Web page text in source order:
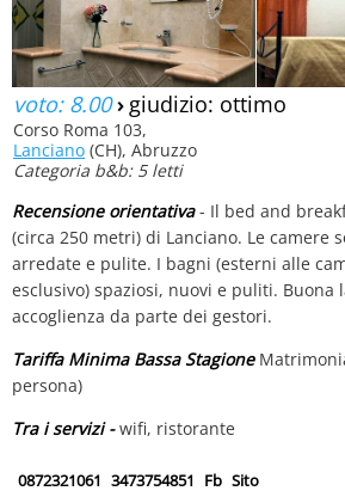
voto: 8.00› giudizio: ottimo
Corso Roma 103,
Lanciano (CH), Abruzzo
Categoria b&b: 5 letti
Recensione orientativa- Il bed and
(circa 250 metri) di Lanciano. Le camere
arredate e pulite. I bagni (esterni alle
esclusivo) spaziosi, nuovi e puliti. Buona
accoglienza da parte dei gestori.
Tariffa Minima Bassa Stagione
persona)
Tra i servizi -wifi, ristorante
0872321061 3473754851 Fb Sito